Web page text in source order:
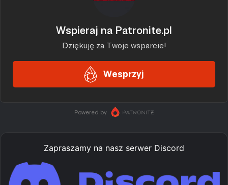
Zapraszamy na nasz serwer Discord